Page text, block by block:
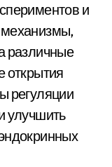
и
различные
открытия
регуляции
улучшить